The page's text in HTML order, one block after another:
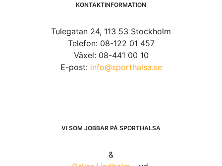
KONTAKTINFORMATION
Tulegatan 24, 113 53 Stockholm
Telefon: 08-122 01 457
Växel: 08-441 00 10
E-post: info@sporthalsa.se
VI SOM JOBBAR PÅ SPORTHÄLSA
&